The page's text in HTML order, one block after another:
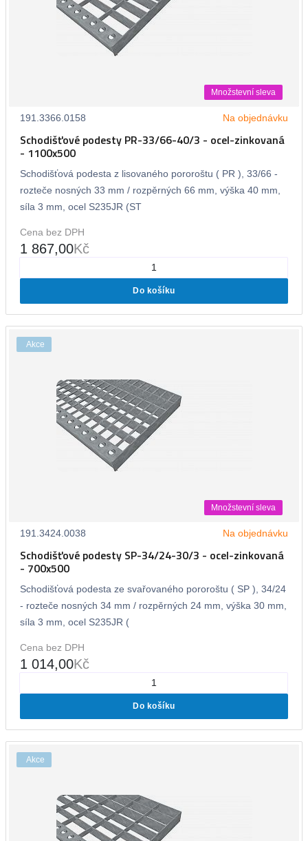
Množstevní sleva
191.3366.0158 Na objednávku
Schodišťové podesty PR-33/66-40/3 - ocel-zinkovaná
- 1100x500
Schodišťová podesta z lisovaného pororoštu ( PR ), 33/66 -
rozteče nosných 33 mm / rozpěrných 66 mm, výška 40 mm,
síla 3 mm, ocel S235JR (ST
Cena bez DPH
1 867,00Kč
Do košíku
Akce
Množstevní sleva
191.3424.0038 Na objednávku
Schodišťové podesty SP-34/24-30/3 - ocel-zinkovaná
- 700x500
Schodišťová podesta ze svařovaného pororoštu ( SP ), 34/24
- rozteče nosných 34 mm / rozpěrných 24 mm, výška 30 mm,
síla 3 mm, ocel S235JR (
Cena bez DPH
1 014,00Kč
Do košíku
Akce